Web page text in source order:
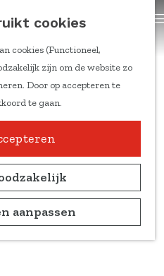
cookies
cookies (Functioneel,
zijn om de website zo
Door op accepteren te
te gaan.
aanpassen
e
om te delen
& inspiratie
Feiten & cijfers
trainingen
Duitse markt
aan het
woord
Marketing
kennisblogs